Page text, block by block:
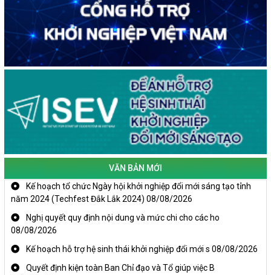
VĂN BẢN MỚI
Kế hoạch tổ chức Ngày hội khởi nghiệp đổi mới sáng tạo tỉnh
năm 2024 (Techfest Đắk Lắk 2024) 08/08/2026
Nghị quyết quy định nội dung và mức chi cho các ho
08/08/2026
Kế hoạch hỗ trợ hệ sinh thái khởi nghiệp đổi mới s 08/08/2026
Quyết định kiện toàn Ban Chỉ đạo và Tổ giúp việc B